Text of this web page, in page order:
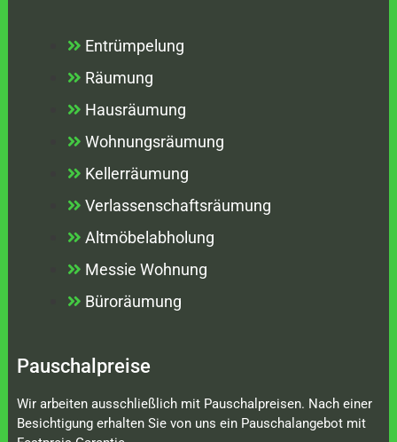
Entrümpelung
Räumung
Hausräumung
Wohnungsräumung
Kellerräumung
Verlassenschaftsräumung
Altmöbelabholung
Messie Wohnung
Büroräumung
Pauschalpreise
Wir arbeiten ausschließlich mit Pauschalpreisen. Nach einer
Besichtigung erhalten Sie von uns ein Pauschalangebot mit